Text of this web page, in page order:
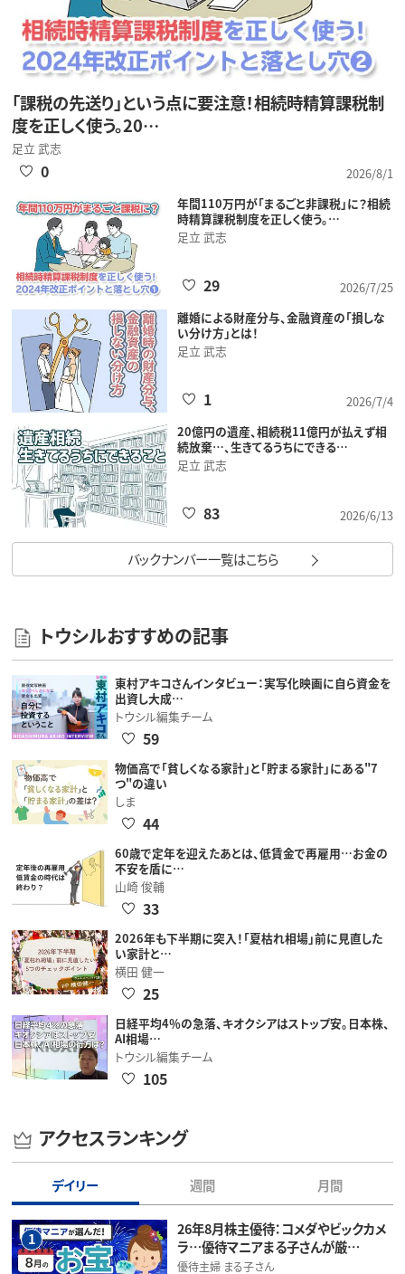
「課税の先送り」という点に要注意！相続時精算課税制
度を正しく使う。20…
足立 武志
2026/8/1
0
年間110万円が「まるごと非課税」に？相続
時精算課税制度を正しく使う。…
足立 武志
2026/7/25
29
離婚による財産分与、金融資産の「損しな
い分け方」とは！
足立 武志
2026/7/4
1
20億円の遺産、相続税11億円が払えず相
続放棄…、生きてるうちにできる…
足立 武志
2026/6/13
83
バックナンバー一覧はこちら
トウシルおすすめの記事
東村アキコさんインタビュー：実写化映画に自ら資金を
出資し大成…
トウシル編集チーム
59
物価高で「貧しくなる家計」と「貯まる家計」にある"7
つ"の違い
しま
44
60歳で定年を迎えたあとは、低賃金で再雇用…お金の
不安を盾に…
山崎 俊輔
33
2026年も下半期に突入！「夏枯れ相場」前に見直した
い家計と…
横田 健一
25
日経平均4％の急落、キオクシアはストップ安。日本株、
AI相場…
トウシル編集チーム
105
アクセスランキング
デイリー 週間 月間
1
26年8月株主優待：コメダやビックカメ
ラ…優待マニアまる子さんが厳…
優待主婦 まる子さん